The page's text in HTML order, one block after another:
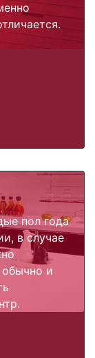
пол года
в случае
и